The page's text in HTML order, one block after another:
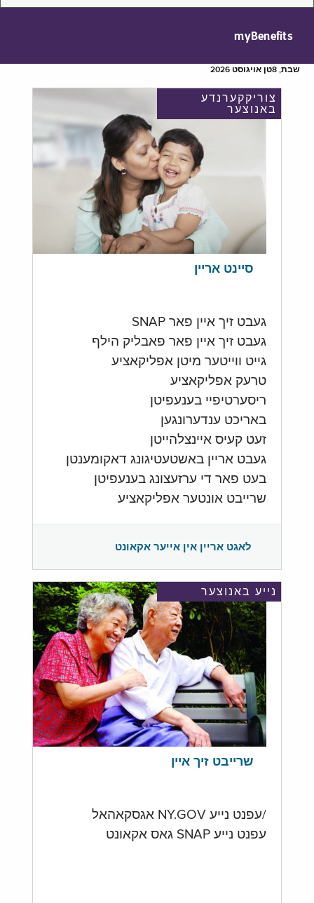
myBenefits
שבת, 8טן אויגוסט 2026
צוריקקערנדע
באנוצער
סיינט אריין
געבט זיך איין פאר SNAP
געבט זיך איין פאר פאבליק הילף
גייט ווייטער מיטן אפליקאציע
טרעק אפליקאציע
ריסערטיפיי בענעפיטן
באריכט ענדערונגען
זעט קעיס איינצלהייטן
געבט אריין באשטעטיגונג דאקומענטן
בעט פאר די ערזעצונג בענעפיטן
שרייבט אונטער אפליקאציע
לאגט אריין אין אייער אקאונט
נייע באנוצער
שרייבט זיך איין
/עפנט נייע NY.GOV אגסקאהאל
עפנט נייע SNAP גאס אקאונט